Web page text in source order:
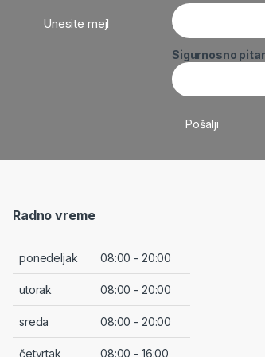
Unesite mejl
Sigurnosno
Radno vreme
ponedeljak 08:00 - 20:00
utorak 08:00 - 20:00
sreda 08:00 - 20:00
četvrtak 08:00 - 16:00